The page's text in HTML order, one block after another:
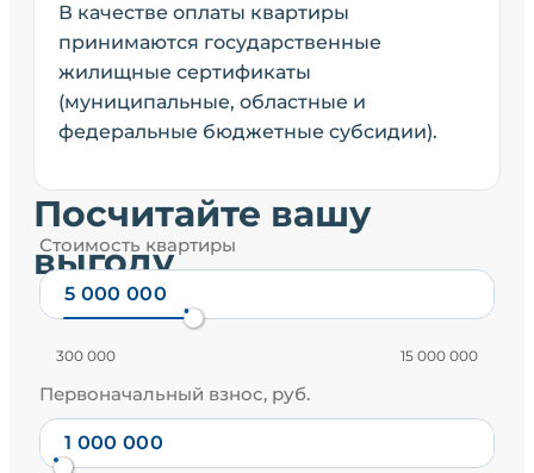
В качестве оплаты квартиры
принимаются государственные
жилищные сертификаты
(муниципальные, областные и
федеральные бюджетные субсидии).
Посчитайте вашу
выгоду
Стоимость квартиры
300 000 15 000 000
Первоначальный взнос, руб.